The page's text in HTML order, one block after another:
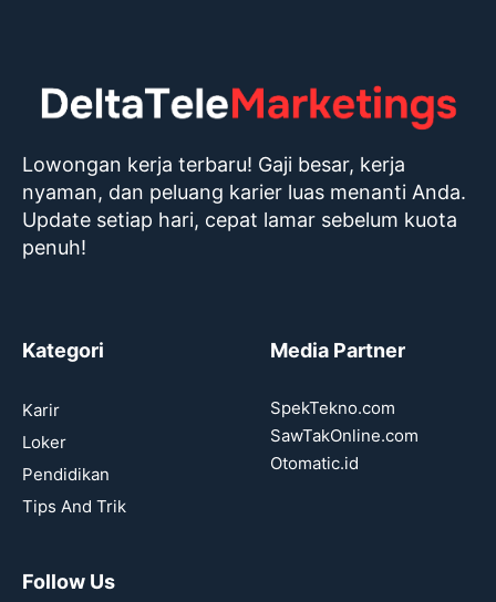
Lowongan kerja terbaru! Gaji besar, kerja
nyaman, dan peluang karier luas menanti Anda.
Update setiap hari, cepat lamar sebelum kuota
penuh!
Kategori
Karir
Loker
Pendidikan
Tips And Trik
Media Partner
SpekTekno.com
SawTakOnline.com
Otomatic.id
Follow Us